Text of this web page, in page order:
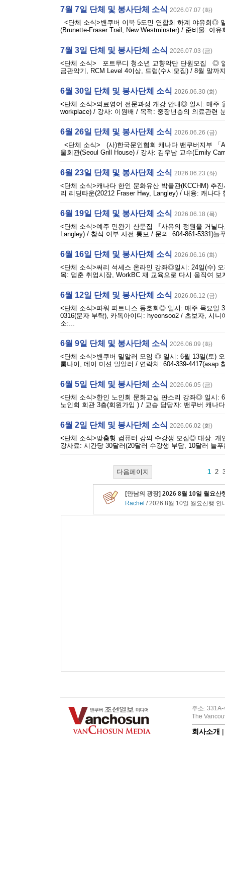
7월 7일 단체 및 봉사단체 소식 2026.07.07 (화)
<단체 소식>밴쿠버 이북 5도민 연합회 하계 야유회
(Brunette-Fraser Trail, New Westminster) / 준비물: 야
7월 3일 단체 및 봉사단체 소식 2026.07.03 (금)
<단체 소식> 포트무디 청소년 교향악단 단원모집 ◎
금관악기, RCM Level 4이상, 드럼(수시모집) / 8월 말
6월 30일 단체 및 봉사단체 소식 2026.06.30 (화)
<단체 소식>의료영어 전문과정 개강 안내◎ 일시: 매주
workplace) / 강사: 이원배 / 목적: 중장년층의 의료관
6월 26일 단체 및 봉사단체 소식 2026.06.26 (금)
<단체 소식> (사)한국문인협회 캐나다 밴쿠버지부
울회관(Seoul Grill House) / 강사: 김우남 교수(Emily
6월 23일 단체 및 봉사단체 소식 2026.06.23 (화)
<단체 소식>캐나다 한인 문화유산 박물관(KCCHM) 추
리 리딩타운(20212 Fraser Hwy, Langley) / 내용: 캐나
6월 19일 단체 및 봉사단체 소식 2026.06.18 (목)
<단체 소식>예주 민완기 산문집 『사유의 정원을 거닐
Langley) / 참석 여부 사전 통보 / 문의: 604-861-5331)
6월 16일 단체 및 봉사단체 소식 2026.06.16 (화)
<단체 소식>써리 석세스 온라인 강좌◎일시: 24일(수)
목: 멈춘 취업시장, WorkBC 재 교육으로 다시 움직여
6월 12일 단체 및 봉사단체 소식 2026.06.12 (금)
<단체 소식>파워 피트니스 동호회◎ 일시: 매주 목요일
0316(문자 부탁), 카톡아이디: hyeonsoo2 / 초보자, 시
소:...
6월 9일 단체 및 봉사단체 소식 2026.06.09 (화)
<단체 소식>밴쿠버 밀알러 모임 ◎ 일시: 6월 13일(토)
룸나이, 데이 미션 밀알러 / 연락처: 604-339-4417(asap
6월 5일 단체 및 봉사단체 소식 2026.06.05 (금)
<단체 소식>한인 노인회 문화교실 판소리 강좌◎ 일시:
노인회 회관 3층(회원가입 ) / 교습 담당자: 밴쿠버 캐나
6월 2일 단체 및 봉사단체 소식 2026.06.02 (화)
<단체 소식>맞춤형 컴퓨터 강의 수강생 모집◎ 대상: 개
강사료: 시간당 30달러(20달러 수강생 부담, 10달러 늘
다음페이지 1 2
주소:
The
회사소개